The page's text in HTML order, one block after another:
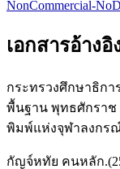
NonCommercial-
เอกสารอ้างอิ
กระทรวงศึกษาธิกา
พื้นฐาน พุทธศักราช
พิมพ์แห่งจุฬาลงกร
กัญจ์หทัย คนหลัก